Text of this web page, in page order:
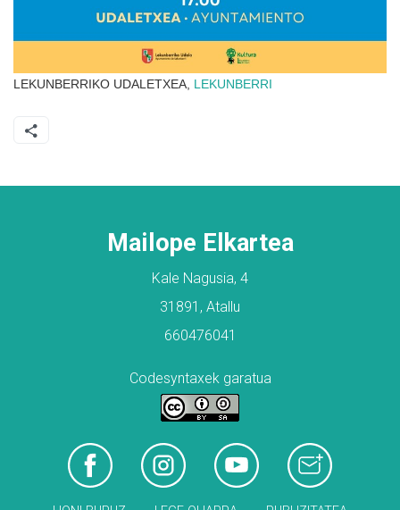
LEKUNBERRIKO UDALETXEA, LEKUNBERRI
Mailope Elkartea
Kale Nagusia, 4
31891, Atallu
660476041
Codesyntaxek garatua